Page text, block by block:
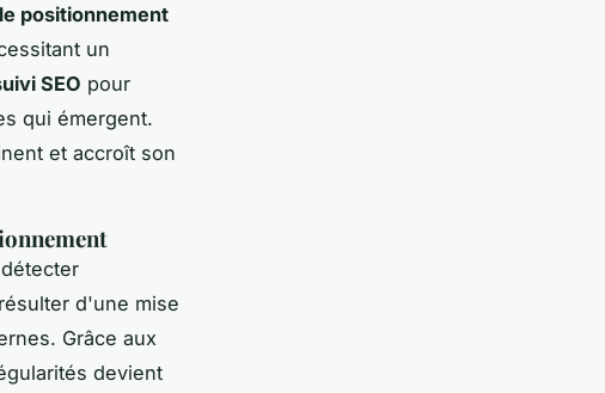
positionnement
un
SEO pour
qui émergent.
et accroît son
d'une mise
Grâce aux
devient